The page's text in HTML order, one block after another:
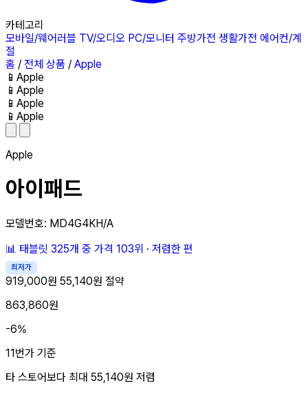
카테고리
모바일/웨어러블 TV/오디오 PC/모니터 주방가전 생활가전 에어컨/계
절
홈 / 전체 상품 / Apple
📱 Apple
📱 Apple
📱 Apple
📱 Apple
Apple
아이패드
모델번호: MD4G4KH/A
📊 태블릿 325개 중 가격 103위 · 저렴한 편
최저가
919,000원 55,140원 절약
863,860원
-6%
11번가 기준
타 스토어보다 최대 55,140원 저렴